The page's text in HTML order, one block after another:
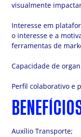
visualmente
Interesse em
o interesse e a
ferramentas de
Capacidade de
Perfil colaborativo e
Auxílio Transporte;